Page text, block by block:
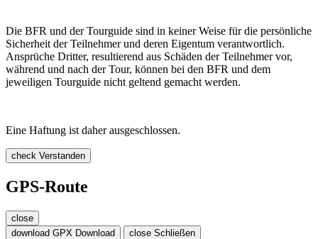
Die BFR und der Tourguide sind in keiner Weise für die persönliche
Sicherheit der Teilnehmer und deren Eigentum verantwortlich.
Ansprüche Dritter, resultierend aus Schäden der Teilnehmer vor,
während und nach der Tour, können bei den BFR und dem
jeweiligen Tourguide nicht geltend gemacht werden.
Eine Haftung ist daher ausgeschlossen.
check Verstanden
GPS-Route
close
download GPX Download close Schließen